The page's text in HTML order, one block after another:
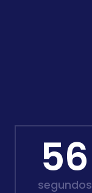
55
segundos